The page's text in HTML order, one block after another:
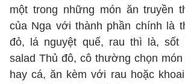
một trong những món ăn truyền
của Nga với thành phần chính là
đỏ, lá nguyệt quế, rau thì là, sốt
salad Thủ đô, cô thường chọn
hay cá, ăn kèm với rau hoặc